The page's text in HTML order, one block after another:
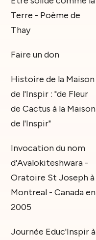
Terre - Poème de
Thay
Faire un don
Histoire de la Maison
de l'Inspir : "de Fleur
de Cactus à la Maison
de l'Inspir"
Invocation du nom
d'Avalokiteshwara -
Oratoire St Joseph à
Montreal - Canada en
2005
Journée Educ'Inspir à